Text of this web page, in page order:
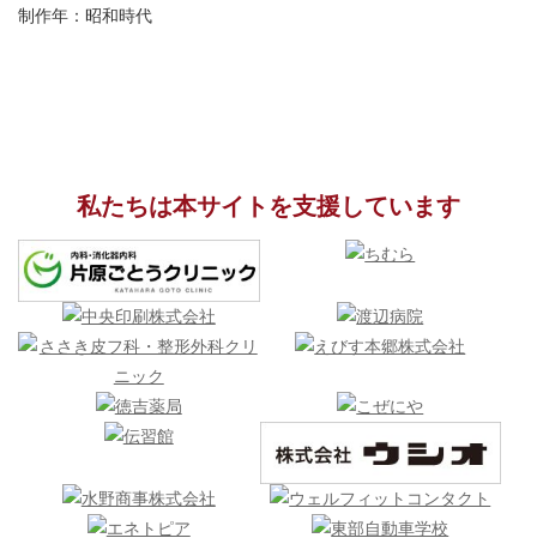
制作年：昭和時代
私たちは本サイトを支援しています